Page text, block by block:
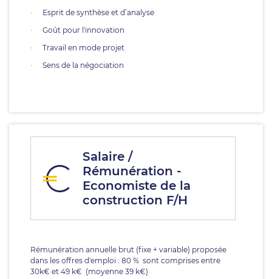
Esprit de synthèse et d’analyse
Goût pour l'innovation
Travail en mode projet
Sens de la négociation
Salaire /
Rémunération -
Economiste de la
construction F/H
Rémunération annuelle brut (fixe + variable) proposée
dans les offres d'emploi : 80 % sont comprises entre
30k€ et 49 k€ (moyenne 39 k€)